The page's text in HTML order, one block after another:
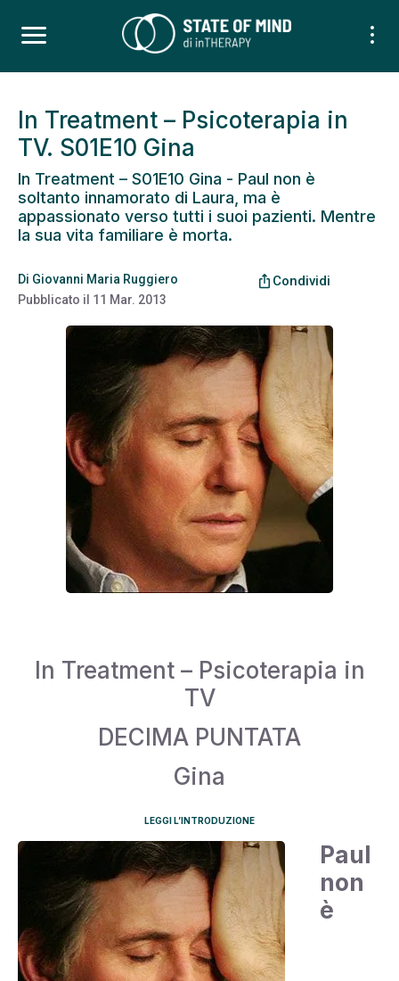
In Treatment – Psicoterapia in
TV. S01E10 Gina
In Treatment – S01E10 Gina - Paul non è
soltanto innamorato di Laura, ma è
appassionato verso tutti i suoi pazienti. Mentre
la sua vita familiare è morta.
Di Giovanni Maria Ruggiero
Pubblicato il 11 Mar. 2013
ios_share Condividi
In Treatment – Psicoterapia in
TV
DECIMA PUNTATA
Gina
LEGGI L’INTRODUZIONE
Paul
non
è